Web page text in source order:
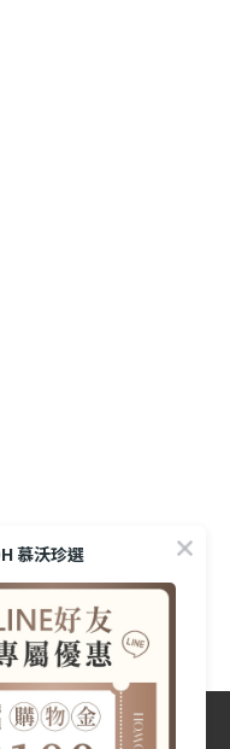
慕沃珍選